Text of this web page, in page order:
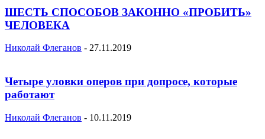
ШЕСТЬ СПОСОБОВ ЗАКОННО «ПРОБИТЬ»
ЧЕЛОВЕКА
Николай Флеганов - 27.11.2019
Четыре уловки оперов при допросе, которые
работают
Николай Флеганов - 10.11.2019